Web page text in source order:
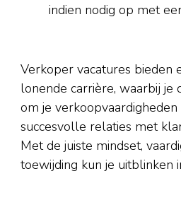
indien nodig op met
Verkoper vacatures bieden
lonende carrière, waarbij je
om je
succesvolle relaties met
Met de juiste mindset,
toewijding kun je uitblinken